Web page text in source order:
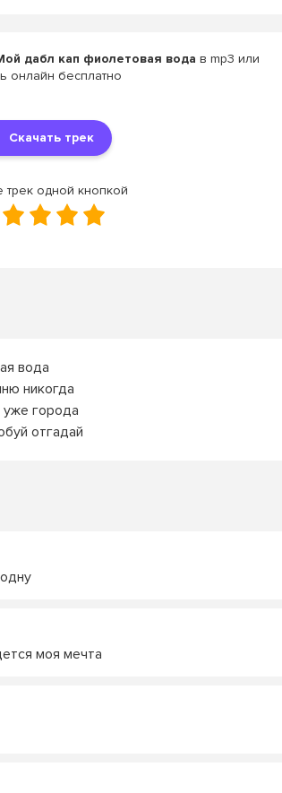
дабл кап фиолетовая вода в mp3 или
онлайн бесплатно
Скачать трек
трек одной кнопкой
вода
никогда
города
отгадай
моя мечта